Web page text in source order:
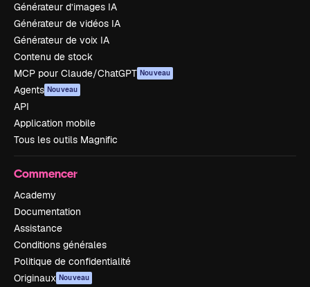
Générateur d’images IA
Générateur de vidéos IA
Générateur de voix IA
Contenu de stock
MCP pour Claude/ChatGPT Nouveau
Agents Nouveau
API
Application mobile
Tous les outils Magnific
Commencer
Academy
Documentation
Assistance
Conditions générales
Politique de confidentialité
Originaux Nouveau